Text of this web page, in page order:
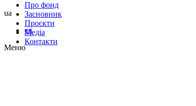
Про фонд
Засновник
Проєкти
Медіа
Контакти
ua
en
Меню